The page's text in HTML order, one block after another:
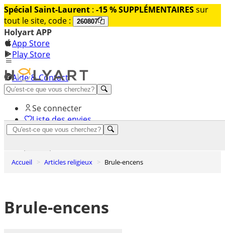
Spécial Saint-Laurent : -15 % SUPPLÉMENTAIRESsur
tout le site, code :
260807
Holyart APP
App Store
Play Store
Aide & Contact
Découvrez Premium
Se connecter
Liste des envies
Accueil Articles religieux Brule-encens
Brule-encens